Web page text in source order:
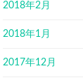
2018年2月
2018年1月
2017年12月